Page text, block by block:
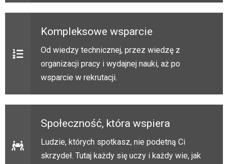
Kompleksowe wsparcie
Od wiedzy technicznej, przez wiedzę z
organizacji pracy i wydajnej nauki, aż po
wsparcie w rekrutacji.
Społeczność, która wspiera
Ludzie, których spotkasz, nie podetną Ci
skrzydeł. Tutaj każdy się uczy i każdy wie, jak